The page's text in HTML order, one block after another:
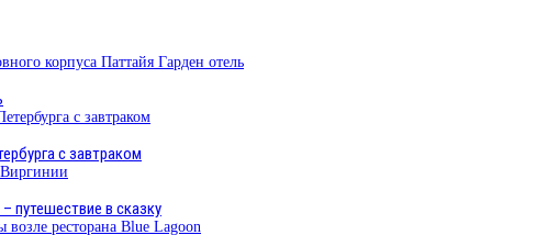
с завтраком
путешествие в сказку